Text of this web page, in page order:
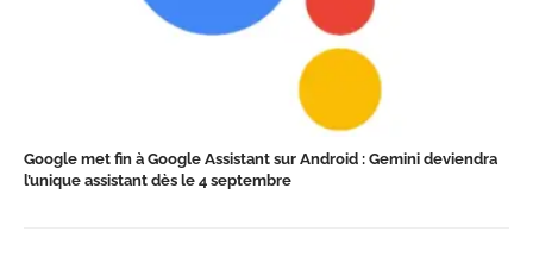
Google met fin à Google Assistant sur Android : Gemini deviendra
l’unique assistant dès le 4 septembre